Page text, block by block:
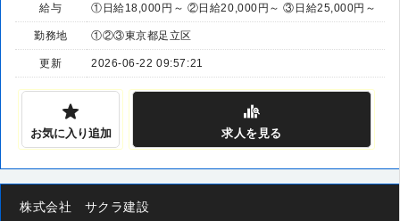
給与 ①日給18,000円～ ②日給20,000円～ ③日給25,000円～
勤務地 ①②③東京都足立区
更新 2026-06-22 09:57:21
お気に入り追加 求人 を見る
株式会社 サクラ建設